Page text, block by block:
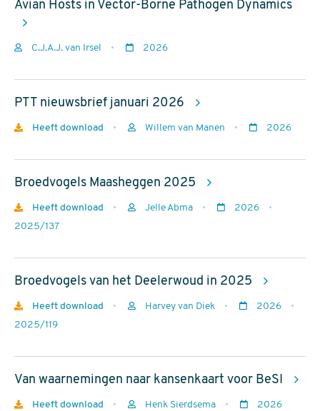
Avian Hosts in Vector-Borne Pathogen Dynamics
AuteursC.J.A.J. van Irsel
uitgave
2026
PTT nieuwsbrief januari 2026
Download
Heeft download
Willem van Manen
uitgave
2026
Broedvogels Maasheggen 2025
Download
Heeft download
Auteurs
Jelle Abma
Jaar
2026
rapportnr
2025/137
Broedvogels van het Deelerwoud in 2025
Download
Heeft download
Auteurs
Harvey van Diek
Jaar
2026
rapportnr
2025/119
Van waarnemingen naar kansenkaart voor BeSI
Download
Heeft download
Henk Sierdsema
2026